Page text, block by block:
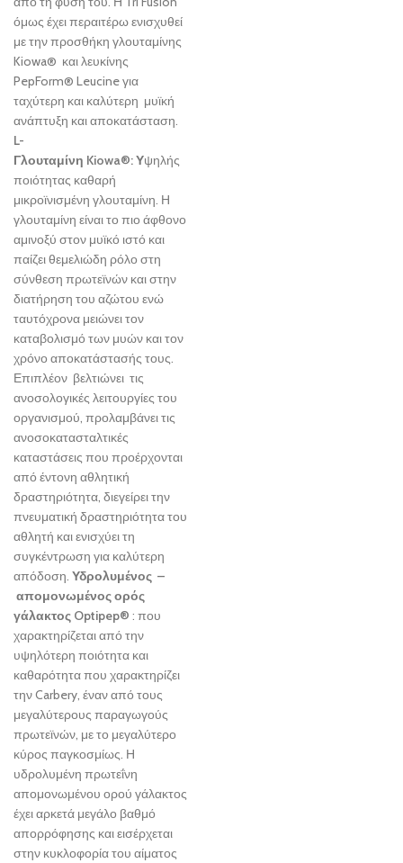
όμως έχει περαιτέρω ενισχυθεί
με την προσθήκη γλουταμίνης
Kiowa® και λευκίνης
PepForm® Leucine για
ταχύτερη και καλύτερη μυϊκή
ανάπτυξη και αποκατάσταση.
L-
Γλουταμίνη Kiowa®:Υψηλής
ποιότητας καθαρή
μικροϊνισμένη γλουταμίνη. Η
γλουταμίνη είναι το πιο άφθονο
αμινοξύ στον μυϊκό ιστό και
παίζει θεμελιώδη ρόλο στη
σύνθεση πρωτεϊνών και στην
διατήρηση του αζώτου ενώ
ταυτόχρονα μειώνει τον
καταβολισμό των μυών και τον
χρόνο αποκατάστασής τους.
Επιπλέον βελτιώνει τις
ανοσολογικές λειτουργίες του
οργανισμού, προλαμβάνει τις
ανοσοκατασταλτικές
καταστάσεις που προέρχονται
από έντονη αθλητική
δραστηριότητα, διεγείρει την
πνευματική δραστηριότητα του
αθλητή και ενισχύει τη
συγκέντρωση για καλύτερη
απόδοση. Υδρολυμένος –
απομονωμένος ορός
γάλακτος Optipep® : που
χαρακτηρίζεται από την
υψηλότερη ποιότητα και
καθαρότητα που χαρακτηρίζει
την Carbery, έναν από τους
μεγαλύτερους παραγωγούς
πρωτεϊνών, με το μεγαλύτερο
κύρος παγκοσμίως. Η
υδρολυμένη πρωτεΐνη
απομονωμένου ορού γάλακτος
έχει αρκετά μεγάλο βαθμό
απορρόφησης και εισέρχεται
στην κυκλοφορία του αίματος